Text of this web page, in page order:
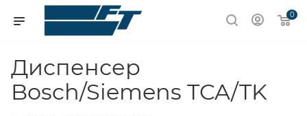
0
Диспенсер
Bosch/Siemens TCA/TK